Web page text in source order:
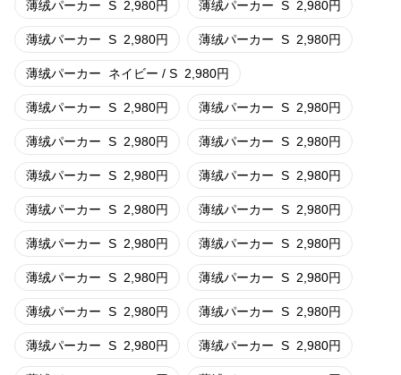
薄绒パーカー S 2,980円 薄绒パーカー S 2,980円
薄绒パーカー S 2,980円 薄绒パーカー S 2,980円
薄绒パーカー ネイビー / S 2,980円
薄绒パーカー S 2,980円 薄绒パーカー S 2,980円
薄绒パーカー S 2,980円 薄绒パーカー S 2,980円
薄绒パーカー S 2,980円 薄绒パーカー S 2,980円
薄绒パーカー S 2,980円 薄绒パーカー S 2,980円
薄绒パーカー S 2,980円 薄绒パーカー S 2,980円
薄绒パーカー S 2,980円 薄绒パーカー S 2,980円
薄绒パーカー S 2,980円 薄绒パーカー S 2,980円
薄绒パーカー S 2,980円 薄绒パーカー S 2,980円